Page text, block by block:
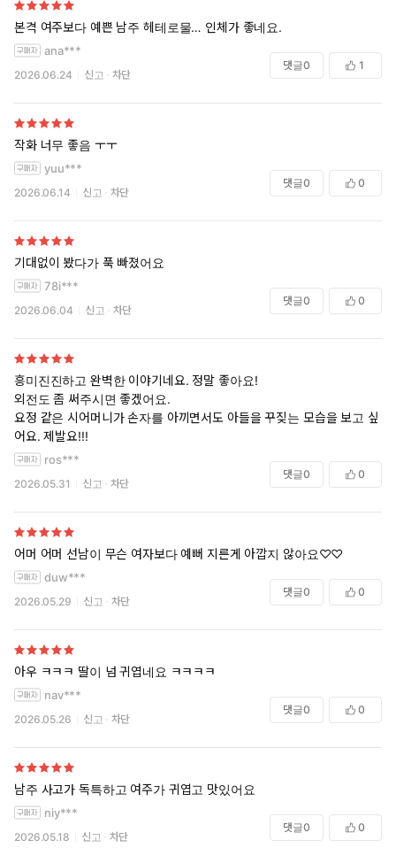
본격 여주보다 예쁜 남주 헤테로물… 인체가 좋네요.
ana***
2026.06.24 신고 차단
댓글0 1
작화 너무 좋음 ㅜㅜ
yuu***
2026.06.14 신고 차단
댓글0 0
기대없이 봤다가 푹 빠졌어요
78i***
2026.06.04 신고 차단
댓글0 0
흥미진진하고 완벽한 이야기네요. 정말 좋아요!
외전도 좀 써주시면 좋겠어요.
요정 같은 시어머니가 손자를 아끼면서도 아들을 꾸짖는 모습을 보고 싶
어요. 제발요!!!
ros***
2026.05.31 신고 차단
댓글0 0
어머 어머 선남이 무슨 여자보다 예뻐 지른게 아깝지 않아요♡♡
duw***
2026.05.29 신고 차단
댓글0 0
아우 ㅋㅋㅋ 딸이 넘 귀엽네요 ㅋㅋㅋㅋ
nav***
2026.05.26 신고 차단
댓글0 0
남주 사고가 독특하고 여주가 귀엽고 맛있어요
niy***
2026.05.18 신고 차단
댓글0 0